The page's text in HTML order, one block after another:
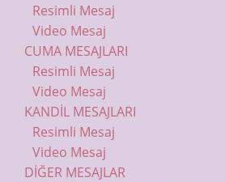
Resimli Mesaj
Video Mesaj
CUMA MESAJLARI
Resimli Mesaj
Video Mesaj
KANDİL MESAJLARI
Resimli Mesaj
Video Mesaj
DİĞER MESAJLAR